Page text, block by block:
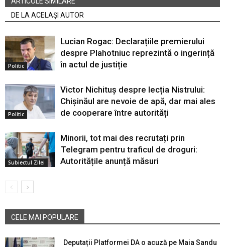
DE LA ACELAȘI AUTOR
Politic
Lucian Rogac: Declarațiile premierului
despre Plahotniuc reprezintă o ingerință
în actul de justiție
Politic
Victor Nichituș despre lecția Nistrului:
Chișinăul are nevoie de apă, dar mai ales
de cooperare între autorități
Subiectul Zilei
Minorii, tot mai des recrutați prin
Telegram pentru traficul de droguri:
Autoritățile anunță măsuri
CELE MAI POPULARE
Deputații Platformei DA o acuză pe Maia Sandu